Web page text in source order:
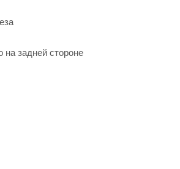
на задней стороне